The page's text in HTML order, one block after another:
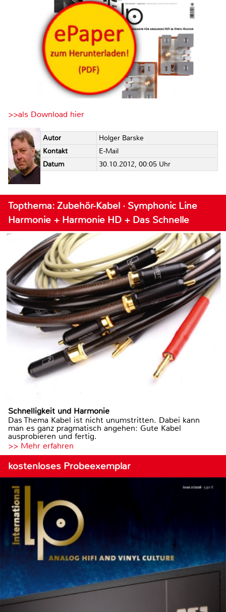
>>als Download hier
Autor
Holger Barske
Kontakt
E-Mail
Datum
30.10.2012, 00:05 Uhr
Topthema: Zubehör-Kabel · Symphonic Line
Harmonie + Harmonie HD + Das Schnelle
Schnelligkeit und Harmonie
Das Thema Kabel ist nicht unumstritten. Dabei kann
man es ganz pragmatisch angehen: Gute Kabel
ausprobieren und fertig.
>> Mehr erfahren
kostenloses Probeexemplar